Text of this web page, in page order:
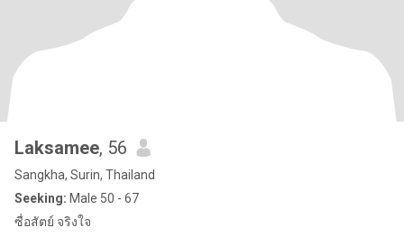
Laksamee, 56
Sangkha, Surin, Thailand
Seeking: Male 50 - 67
ซื่อสัตย์ จริงใจ